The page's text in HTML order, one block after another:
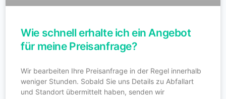
Wie schnell erhalte ich ein Angebot
für meine Preisanfrage?
Wir bearbeiten Ihre Preisanfrage in der Regel innerhalb
weniger Stunden. Sobald Sie uns Details zu Abfallart
und Standort übermittelt haben, senden wir